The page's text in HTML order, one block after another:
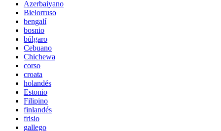
Azerbaiyano
Bielorruso
bengalí
bosnio
búlgaro
Cebuano
Chichewa
corso
croata
holandés
Estonio
Filipino
finlandés
frisio
gallego